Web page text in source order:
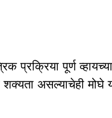
प्रक्रिया पूर्ण
शक्यता असल्याचेही मोघे